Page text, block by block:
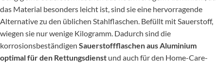
das Material besonders leicht ist, sind sie eine hervorragende
Alternative zu den üblichen Stahlflaschen. Befüllt mit Sauerstoff,
wiegen sie nur wenige Kilogramm. Dadurch sind die
korrosionsbeständigen Sauerstoffflaschen aus Aluminium
optimal für den Rettungsdienst und auch für den Home-Care-